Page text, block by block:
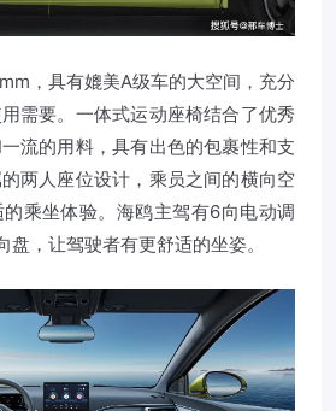
，具有媲美A级车的大空间，充分
需要。一体式运动座椅结合了优秀
流的用料，具有出色的包裹性和支
两人座位设计，乘员之间的横向空
乘坐体验。海鸥主驾有6向电动调
，让驾驶者有更舒适的坐姿。